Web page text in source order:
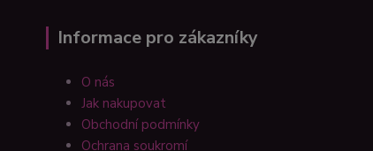
Informace pro zákazníky
O nás
Jak nakupovat
Obchodní podmínky
Ochrana soukromí